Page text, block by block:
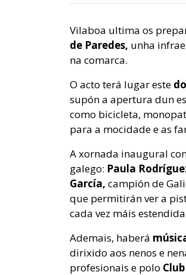
Vilaboa ultima os
de Paredes, unha
na comarca.
O acto terá lugar este
supón a apertura dun
como bicicleta,
para a mocidade e as
A xornada inaugural
galego: Paula
García, campión de
que permitirán ver a
cada vez máis
Ademais, haberá
dirixido aos nenos e
profesionais e polo